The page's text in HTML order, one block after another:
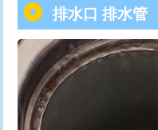
用（追加）/3ｍ超え)
給水管工事※（ライニン
管・ポリ管・HT管使用/3
給水管工事※（ライニング
管・ポリ管・HT管使用/3ｍ
トーラー機使用/3mまで
追加トーラー機使用/3m超
カメラ調査
桝清掃
排水口 排水管